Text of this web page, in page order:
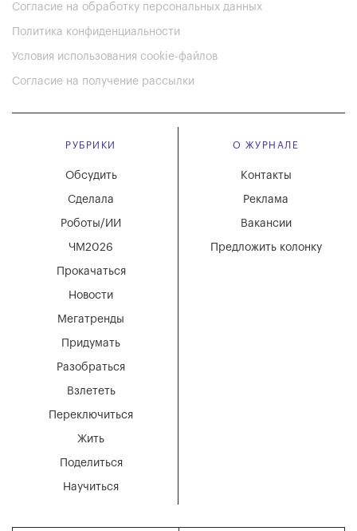
Согласие на обработку персональных данных
Политика конфиденциальности
Условия использования cookie-файлов
Согласие на получение рассылки
РУБРИКИ
Мегатренды
Придумать
Разобраться
Взлететь
Новости
Переключиться
Жить
Поделиться
Научиться
Обсудить
Сделала
Роботы/ИИ
ЧМ2026
Прокачаться
О ЖУРНАЛЕ
Вакансии
Реклама
Контакты
Предложить колонку